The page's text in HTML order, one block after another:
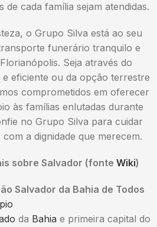
de cada família sejam atendidas.
o Grupo Silva está ao seu
funerário tranquilo e
Seja através do
eficiente ou da opção terrestre
comprometidos em oferecer
às famílias enlutadas durante
no Grupo Silva para cuidar
a dignidade que merecem.
sobre Salvador (fonte Wiki)
Salvador da Bahia de Todos
da Bahia e primeira capital do